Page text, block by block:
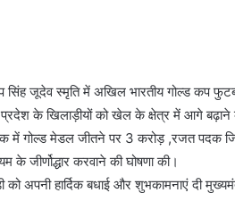
जूदेव स्मृति में अखिल भारतीय गोल्ड कप
के खिलाड़ीयों को खेल के क्षेत्र में आगे बढ़ाने
में गोल्ड मेडल जीतने पर 3 करोड़ ,रजत पदक
जीर्णोद्धार करवाने की घोषणा की।
अपनी हार्दिक बधाई और शुभकामनाएं दी